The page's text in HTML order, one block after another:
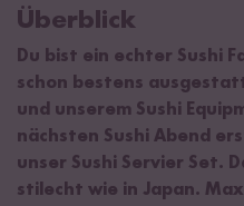
Überblick
Du bist ein echter Sushi
schon bestens
und unserem Sushi
nächsten Sushi Abend
unser Sushi Servier Set.
stilecht wie in Japan.